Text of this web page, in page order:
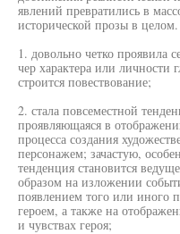
явлений превратились в
исторической прозы в
1. довольно четко проявила
чер характера или личности
строится повествование;
2. стала повсеместной
проявляющаяся в
процесса создания
персонажем; зачастую,
тенденция становится
образом на изложении
появлением того или иного
героем, а также на
и чувствах героя;